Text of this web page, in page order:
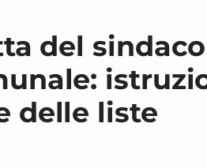
del
delle liste